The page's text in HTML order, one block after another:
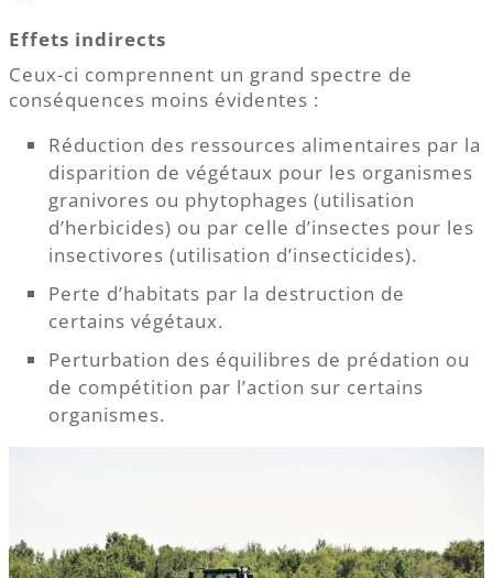
Effets indirects
Ceux-ci comprennent un grand spectre de
conséquences moins évidentes :
Réduction des ressources alimentaires par la
disparition de végétaux pour les organismes
granivores ou phytophages (utilisation
d’herbicides) ou par celle d’insectes pour les
insectivores (utilisation d’insecticides).
Perte d’habitats par la destruction de
certains végétaux.
Perturbation des équilibres de prédation ou
de compétition par l’action sur certains
organismes.